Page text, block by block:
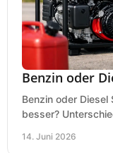
Benzin oder
Benzin oder
besser?
14. Juni 2026